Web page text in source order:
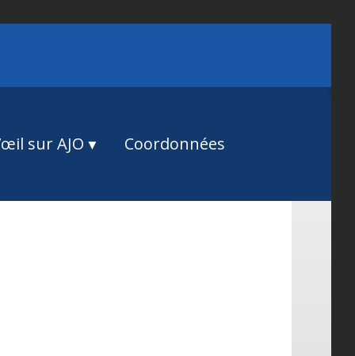
sur AJO Coordonnées